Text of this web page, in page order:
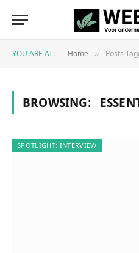
YOU ARE AT: Home » Posts
BROWSING:
SPOTLIGHT: INTERVIEW